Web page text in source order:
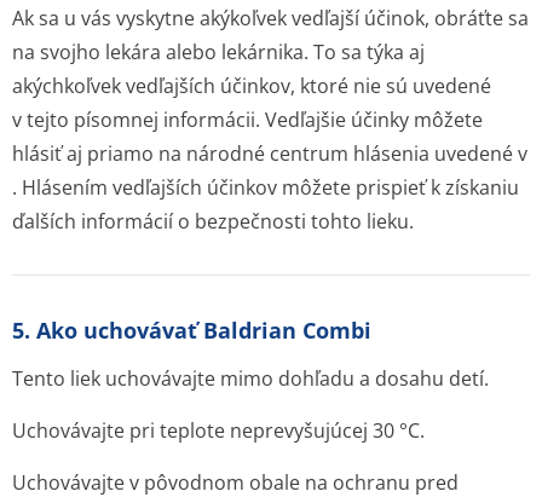
Ak sa u vás vyskytne akýkoľvek vedľajší účinok, obráťte sa
na svojho lekára alebo lekárnika. To sa týka aj
akýchkoľvek vedľajších účinkov, ktoré nie sú uvedené
v tejto písomnej informácii. Vedľajšie účinky môžete
hlásiť aj priamo na národné centrum hlásenia uvedené v
. Hlásením vedľajších účinkov môžete prispieť k získaniu
ďalších informácií o bezpečnosti tohto lieku.
5. Ako uchovávať Baldrian Combi
Tento liek uchovávajte mimo dohľadu a dosahu detí.
Uchovávajte pri teplote neprevyšujúcej 30 °C.
Uchovávajte v pôvodnom obale na ochranu pred